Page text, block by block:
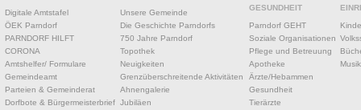
Digitale Amtstafel
ÖEK Parndorf
PARNDORF HILFT
CORONA
Amtshelfer/ Formulare
Gemeindeamt
Parteien & Gemeinderat
Dorfbote & Bürgermeisterbrief
Unsere Gemeinde
Die Geschichte Parndorfs
750 Jahre Parndorf
Topothek
Neuigkeiten
Grenzüberschreitende Aktivitäten
Ahnengalerie
Jubiläen
GESUNDHEIT
Parndorf GEHT
Soziale Organisationen
Pflege und Betreuung
Apotheke
Ärzte/Hebammen
Gesundheit
Tierärzte